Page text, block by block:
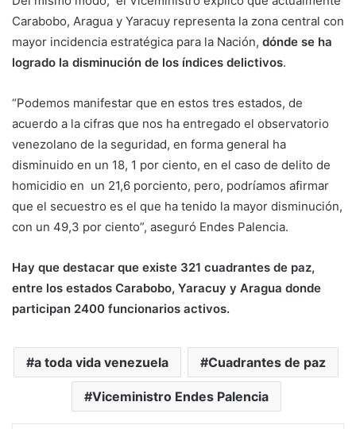
Carabobo, Aragua y Yaracuy representa la zona central con
mayor incidencia estratégica para la Nación, dónde se ha
logrado la disminución de los índices delictivos.
“Podemos manifestar que en estos tres estados, de
acuerdo a la cifras que nos ha entregado el observatorio
venezolano de la seguridad, en forma general ha
disminuido en un 18, 1 por ciento, en el caso de delito de
homicidio en un 21,6 porciento, pero, podríamos afirmar
que el secuestro es el que ha tenido la mayor disminución,
con un 49,3 por ciento”, aseguró Endes Palencia.
Hay que destacar que existe 321 cuadrantes de paz,
entre los estados Carabobo, Yaracuy y Aragua donde
participan 2400 funcionarios activos.
a toda vida venezuela Cuadrantes de paz
Viceministro Endes Palencia